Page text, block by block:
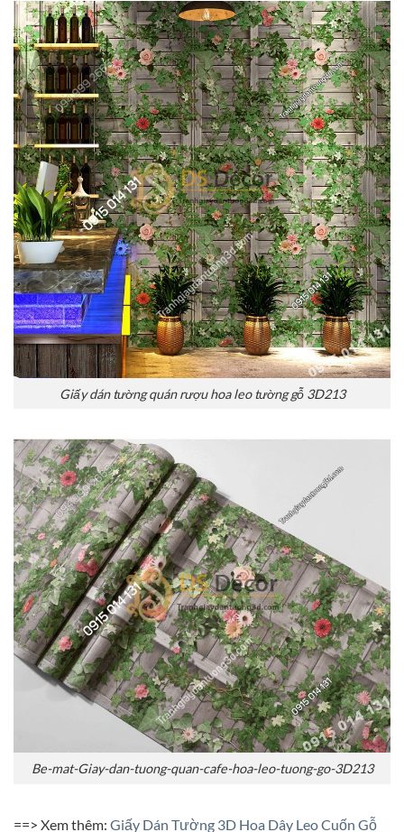
Giấy dán tường quán rượu hoa leo tường gỗ 3D213
Be-mat-Giay-dan-tuong-quan-cafe-hoa-leo-tuong-go-3D213
==> Xem thêm: Giấy Dán Tường 3D Hoa Dây Leo Cuốn Gỗ